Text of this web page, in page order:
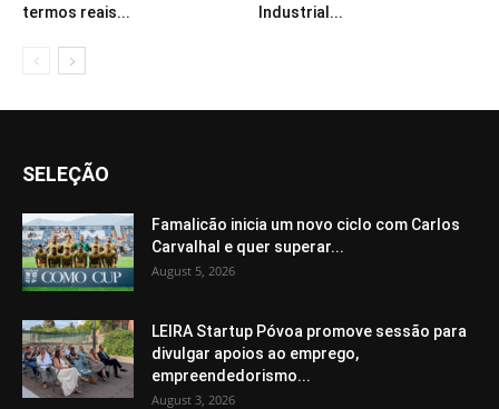
termos reais...
Industrial...
SELEÇÃO
Famalicão inicia um novo ciclo com Carlos
Carvalhal e quer superar...
August 5, 2026
LEIRA Startup Póvoa promove sessão para
divulgar apoios ao emprego,
empreendedorismo...
August 3, 2026